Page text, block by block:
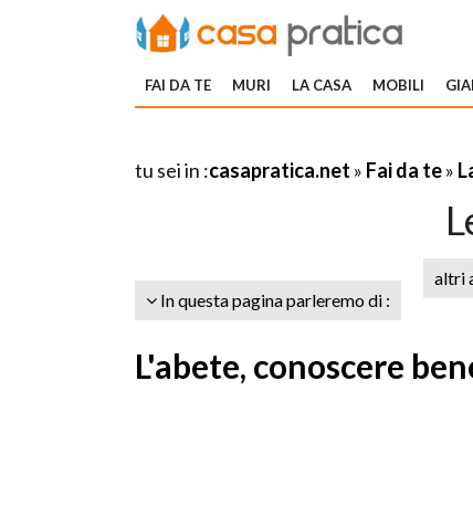
FAI DA TE MURI LA CASA MOBILI
tu sei in :casapratica.net » Fai da te»
In questa pagina parleremo di :
altri
L'abete, conoscere